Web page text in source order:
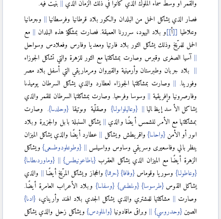
والقمر أو وسط سماء الملوك الذي كانوا في ذلك الزمان الذي
بنيت فيه.
فصار الذي يشاكل الحمل من البلدان والكور بلاد قرطانيا وفرسطانيا
وجرمانيا
وعلاطيا [
[أ]
]و بلاد اليهود، سرررنا العميقة. فصارت بمشاركة هذه البلدان
مع
الحمل للمرّيخ وذلك يشاكل الثور بلاد فارتيا ومعديا وفارس وفعلادس وسواحل
آسيا الصغرى وقبرس وصارت بمشاكلتها مع الثور للزهرة والتي تشاكل الجوزاء
بلاد جربان وطبرستان وأرمينية والقيروان ومرماريقي التي أسفل بلاد مصر
وفورينا.
وصارت بمشاكلتها الجوزاء لعطارد والذي يشاكل السرطان يوميذىا
وفارصرونيا وإفريقية
وسوسا وفرحيا. وصارت بمشاكلتها السرطان للقمر والذي
يشاكل الأسد إيظاليا
{وعاليلواىولىا} وصقلّية وىوتيقا{وحلدىىا} . وصارت
بمشاكلتها مع الأمر للشمس أيضًا والذي
يشاكل السنبلة بابل والجزيرة وبلاد
اىور أو الأمن{واحاىىا} واقريطش ويشاكل
عطارد أيضًا والذي يشاكل الميزان
ينظر بالي وفاسعيرى وسريقي وساوس وواسيلس
{وطوعلودوطىىعى}ويشاكل
الزهرة أيضًا مع الميزان الذي يشاكل العقرب {باطاعونيطس}
{وماوردىطاىىا}
{وعاطولىا} وسوريا وقوماس {وفافا} {حرٯما} والحجاز ويشاكل المرّيخ أيضًا
والذي
يشاكل القوس {طرسوسا} {وىلطىٯى} {وسفاىىا} وبلاد الأعراب العامرة أيضًا.
وصارت
مشاكلتها للمشتري والذي يشاكل الجدي بلاد الهند وأريناي، {ادىا}
الصين{وحدروسي} وبراقى ماقادونيا{واىللودس} ويشاكل زحل والذي يشاكل